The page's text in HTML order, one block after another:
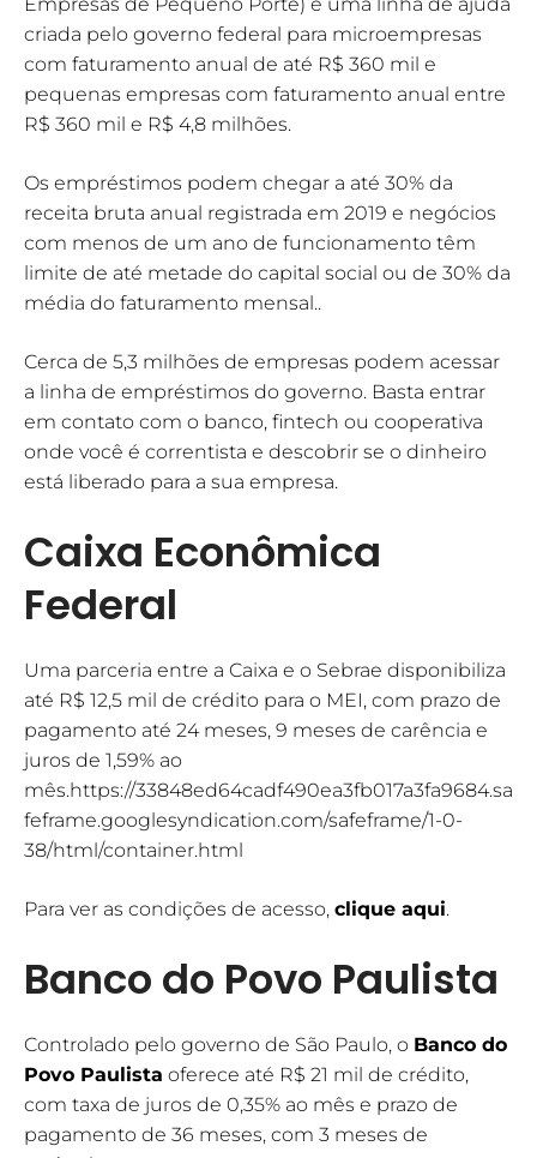
criada pelo governo federal para microempresas
com faturamento anual de até R$ 360 mil e
pequenas empresas com faturamento anual entre
R$ 360 mil e R$ 4,8 milhões.
Os empréstimos podem chegar a até 30% da
receita bruta anual registrada em 2019 e negócios
com menos de um ano de funcionamento têm
limite de até metade do capital social ou de 30% da
média do faturamento mensal..
Cerca de 5,3 milhões de empresas podem acessar
a linha de empréstimos do governo. Basta entrar
em contato com o banco, fintech ou cooperativa
onde você é correntista e descobrir se o dinheiro
está liberado para a sua empresa.
Caixa Econômica
Federal
Uma parceria entre a Caixa e o Sebrae disponibiliza
até R$ 12,5 mil de crédito para o MEI, com prazo de
pagamento até 24 meses, 9 meses de carência e
juros de 1,59% ao
mês.https://33848ed64cadf490ea3fb017a3fa9684.sa
feframe.googlesyndication.com/safeframe/1-0-
38/html/container.html
Para ver as condições de acesso, clique aqui.
Banco do Povo Paulista
Controlado pelo governo de São Paulo, o Banco do
Povo Paulista oferece até R$ 21 mil de crédito,
com taxa de juros de 0,35% ao mês e prazo de
pagamento de 36 meses, com 3 meses de